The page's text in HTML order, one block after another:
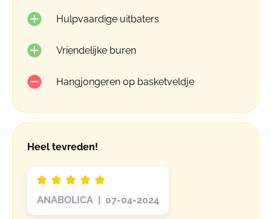
Hulpvaardige uitbaters
Vriendelijke buren
Hangjongeren op basketveldje
Heel tevreden!
ANABOLICA | 07-04-2024